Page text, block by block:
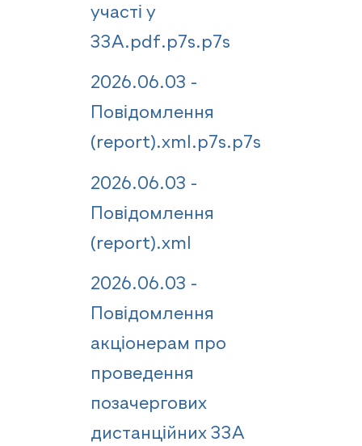
участі у
ЗЗА.pdf.p7s.p7s
2026.06.03 -
Повідомлення
(report).xml.p7s.p7s
2026.06.03 -
Повідомлення
(report).xml
2026.06.03 -
Повідомлення
акціонерам про
проведення
позачергових
дистанційних ЗЗА